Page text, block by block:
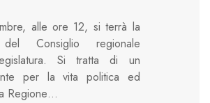
alle ore 12, si terrà la
Consiglio regionale
legislatura. Si tratta di un
per la vita politica ed
Regione…